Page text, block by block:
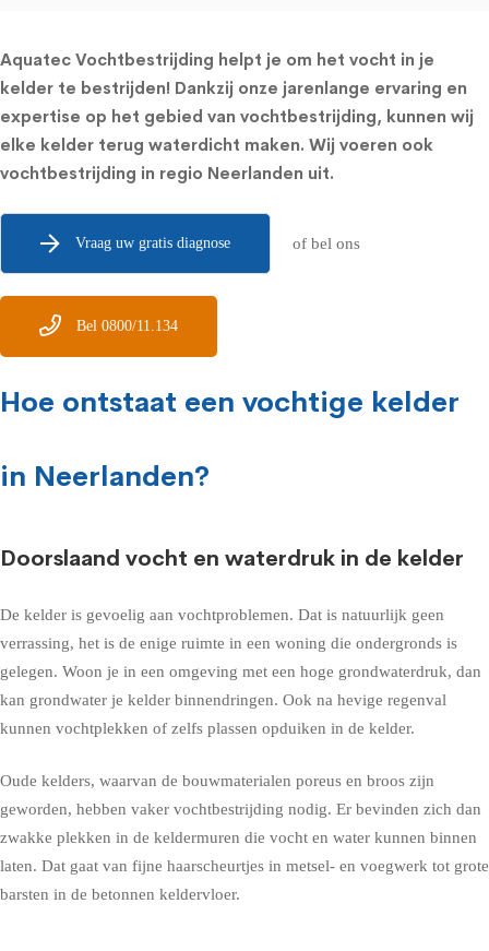
Aquatec Vochtbestrijding helpt je om het vocht in je
kelder te bestrijden! Dankzij onze jarenlange ervaring en
expertise op het gebied van vochtbestrijding, kunnen wij
elke kelder terug waterdicht maken. Wij voeren ook
vochtbestrijding in regio Neerlanden uit.
Vraag uw gratis diagnose of bel ons
Bel 0800/11.134
Hoe ontstaat een vochtige kelder
in Neerlanden?
Doorslaand vocht en waterdruk in de kelder
De kelder is gevoelig aan vochtproblemen. Dat is natuurlijk geen
verrassing, het is de enige ruimte in een woning die ondergronds is
gelegen. Woon je in een omgeving met een hoge grondwaterdruk, dan
kan grondwater je kelder binnendringen. Ook na hevige regenval
kunnen vochtplekken of zelfs plassen opduiken in de kelder.
Oude kelders, waarvan de bouwmaterialen poreus en broos zijn
geworden, hebben vaker vochtbestrijding nodig. Er bevinden zich dan
zwakke plekken in de keldermuren die vocht en water kunnen binnen
laten. Dat gaat van fijne haarscheurtjes in metsel- en voegwerk tot grote
barsten in de betonnen keldervloer.